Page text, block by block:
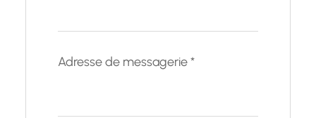
Adresse de messagerie*